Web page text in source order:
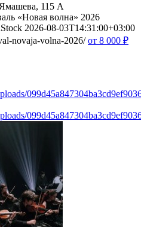
115 A
«Новая волна» 2026
2026-08-03T14:31:00+03:00
novaja-volna-2026/ от 8 000 ₽